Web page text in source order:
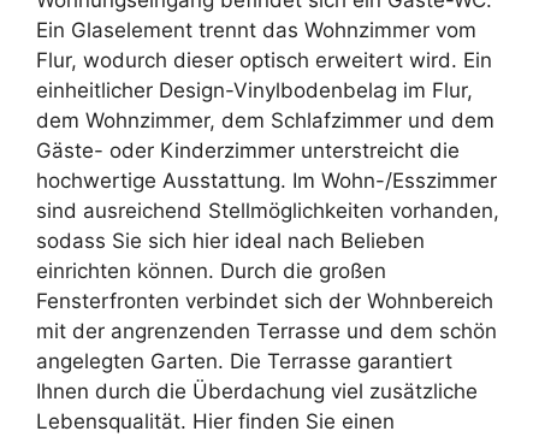
Ein Glaselement trennt das Wohnzimmer vom
Flur, wodurch dieser optisch erweitert wird. Ein
einheitlicher Design-Vinylbodenbelag im Flur,
dem Wohnzimmer, dem Schlafzimmer und dem
Gäste- oder Kinderzimmer unterstreicht die
hochwertige Ausstattung. Im Wohn-/Esszimmer
sind ausreichend Stellmöglichkeiten vorhanden,
sodass Sie sich hier ideal nach Belieben
einrichten können. Durch die großen
Fensterfronten verbindet sich der Wohnbereich
mit der angrenzenden Terrasse und dem schön
angelegten Garten. Die Terrasse garantiert
Ihnen durch die Überdachung viel zusätzliche
Lebensqualität. Hier finden Sie einen